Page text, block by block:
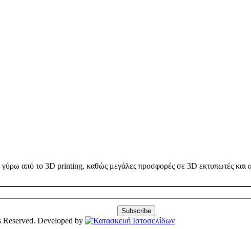
γύρω από το 3D printing, καθώς μεγάλες προσφορές σε 3D εκτυπωτές και
Developed by